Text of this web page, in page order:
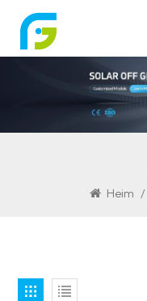
Heim /